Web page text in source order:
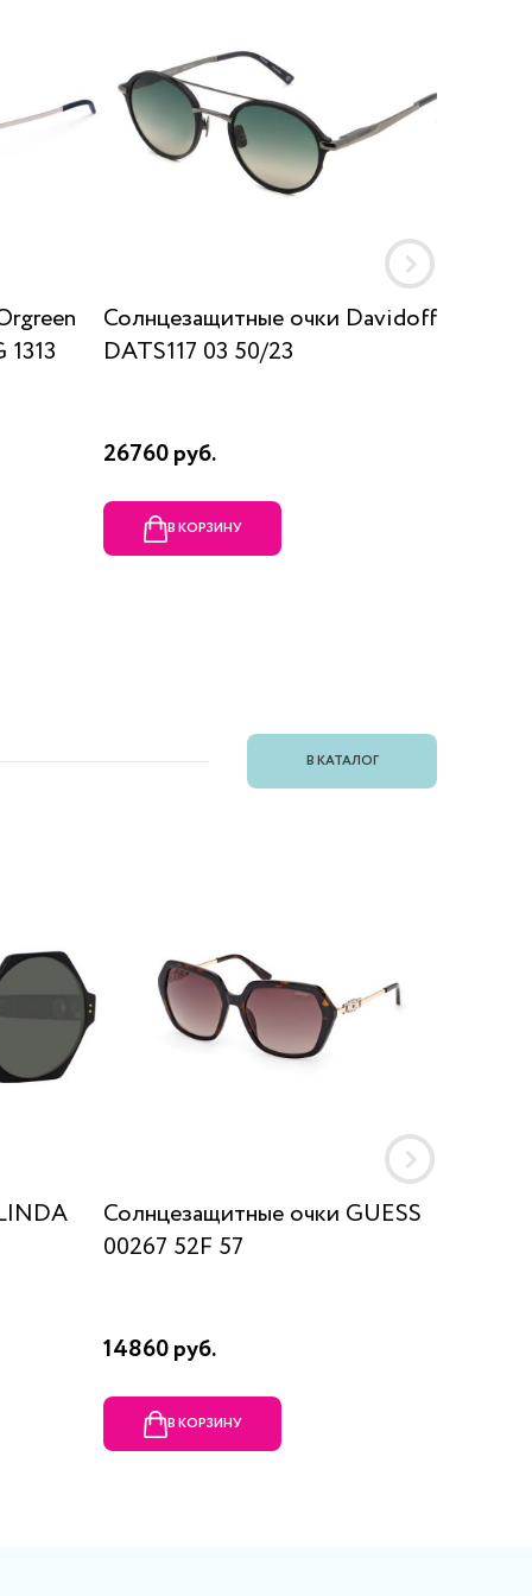
1313
Солнцезащитные очки Davidoff
DATS117 03 50/23
26760 руб.
В КОРЗИНУ
В КАТАЛОГ
Солнцезащитные очки GUESS
00267 52F 57
14860 руб.
В КОРЗИНУ